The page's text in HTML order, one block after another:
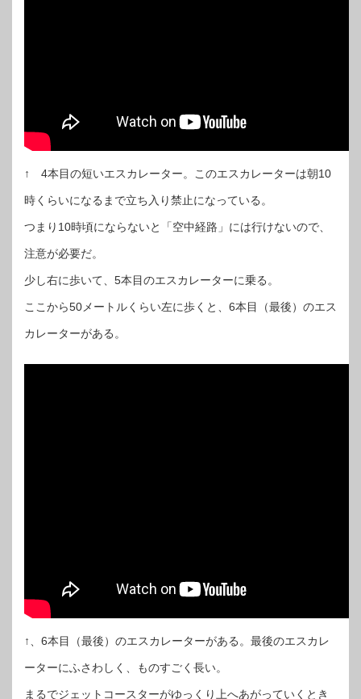
↑ 4本目の短いエスカレーター。このエスカレーターは朝10
時くらいになるまで立ち入り禁止になっている。
つまり10時頃にならないと「空中経路」には行けないので、
注意が必要だ。
少し右に歩いて、5本目のエスカレーターに乗る。
ここから50メートルくらい左に歩くと、6本目（最後）のエス
カレーターがある。
↑、6本目（最後）のエスカレーターがある。最後のエスカレ
ーターにふさわしく、ものすごく長い。
まるでジェットコースターがゆっくり上へあがっていくとき